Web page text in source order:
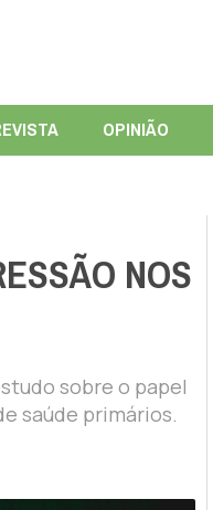
OPINIÃO
NOS
sobre o papel
saúde primários.